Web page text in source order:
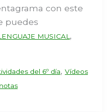
con este
puedes
MUSICAL ,
del 6º día, Vídeos